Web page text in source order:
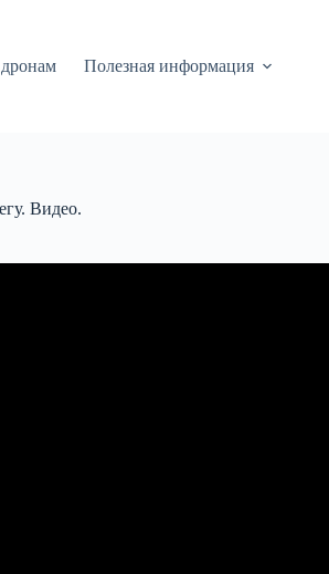
Полезная информация
Видео.